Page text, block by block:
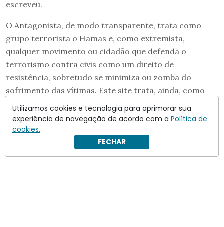
escreveu.
O Antagonista, de modo transparente, trata como
grupo terrorista o Hamas e, como extremista,
qualquer movimento ou cidadão que defenda o
terrorismo contra civis como um direito de
resistência, sobretudo se minimiza ou zomba do
sofrimento das vítimas. Este site trata, ainda, como
negacionista, qualquer ativista – extremista ou não –
que negue a realidade dos fatos em nome da causa que
diz defender.
Utilizamos cookies e tecnologia para aprimorar sua
experiência de navegação de acordo com a Política de
cookies.
FECHAR